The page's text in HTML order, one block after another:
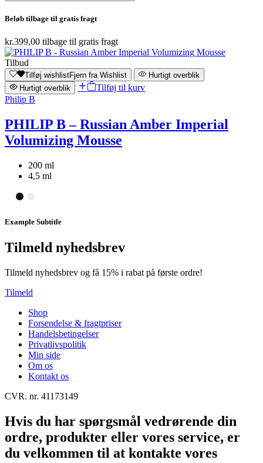
Beløb tilbage til gratis fragt
kr.399,00 tilbage til gratis fragt
Tilbud
Tilføj wishlistFjern fra Wishlist
Hurtigt overblik
Hurtigt overblik
Tilføj til kurv
Philip B
PHILIP B – Russian Amber Imperial
Volumizing Mousse
200 ml
4,5 ml
Example Subtitle
Tilmeld nyhedsbrev
Tilmeld nyhedsbrev og få 15% i rabat på første ordre!
Tilmeld
Shop
Forsendelse & fragtpriser
Handelsbetingelser
Privatlivspolitik
Min side
Om os
Kontakt os
CVR. nr. 41173149
Hvis du har spørgsmål vedrørende din
ordre, produkter eller vores service, er
du velkommen til at kontakte vores